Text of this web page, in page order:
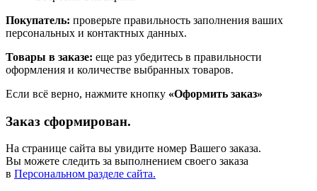
Покупатель: проверьте правильность заполнения ваших
персональных и контактных данных.
Товары в заказе: еще раз убедитесь в правильности
оформления и количестве выбранных товаров.
Если всё верно, нажмите кнопку «Оформить заказ»
Заказ сформирован.
На странице сайта вы увидите номер Вашего заказа.
Вы можете следить за выполнением своего заказа
в Персональном разделе сайта.